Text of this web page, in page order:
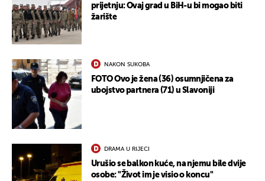
prijetnju: Ovaj grad u BiH-u bi mogao biti
žarište
NAKON SUKOBA
FOTO Ovo je žena (36) osumnjičena za
ubojstvo partnera (71) u Slavoniji
DRAMA U RIJECI
Urušio se balkon kuće, na njemu bile dvije
osobe: "Život im je visio o koncu"